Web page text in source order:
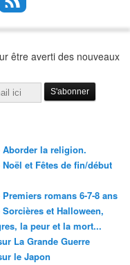
être averti des nouveaux
la religion.
et Fêtes de fin/début
romans 6-7-8 ans
et Halloween,
la peur et la mort...
La Grande Guerre
le Japon